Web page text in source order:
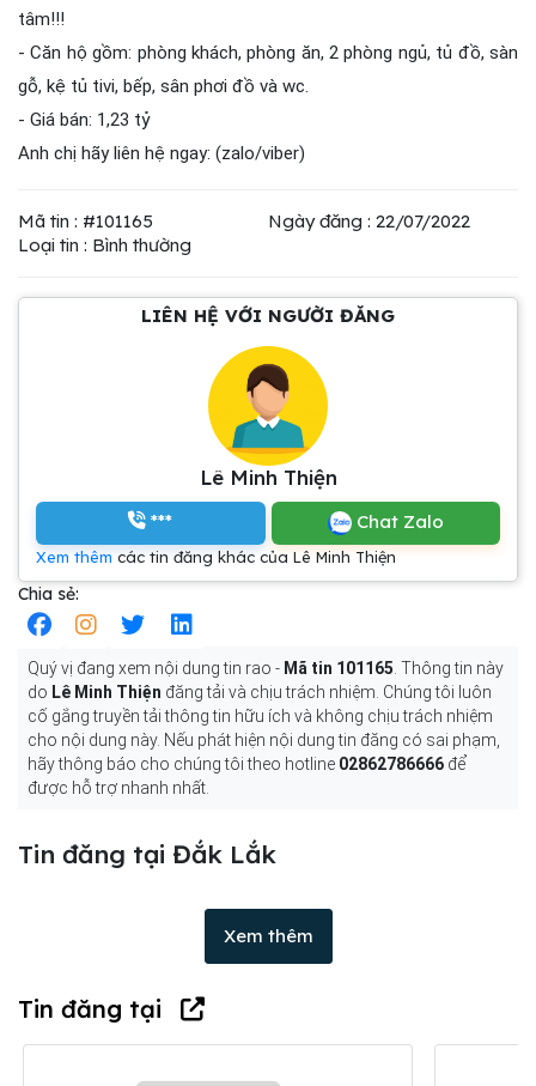
tâm!!!
- Căn hộ gồm: phòng khách, phòng ăn, 2 phòng ngủ, tủ đồ, sàn
gỗ, kệ tủ tivi, bếp, sân phơi đồ và wc.
- Giá bán: 1,23 tỷ
Anh chị hãy liên hệ ngay: (zalo/viber)
Mã tin : #101165
Ngày đăng : 22/07/2022
Loại tin : Bình thường
LIÊN HỆ VỚI NGƯỜI ĐĂNG
Lê Minh Thiện
*** Chat Zalo
Xem thêm các tin đăng khác của Lê Minh Thiện
Chia sẻ:
Quý vị đang xem nội dung tin rao - Mã tin 101165 . Thông tin này
do Lê Minh Thiện đăng tải và chịu trách nhiệm. Chúng tôi luôn
cố gắng truyền tải thông tin hữu ích và không chịu trách nhiệm
cho nội dung này. Nếu phát hiện nội dung tin đăng có sai phạm,
hãy thông báo cho chúng tôi theo hotline 02862786666 để
được hỗ trợ nhanh nhất.
Tin đăng tại Đắk Lắk
Xem thêm
Tin đăng tại